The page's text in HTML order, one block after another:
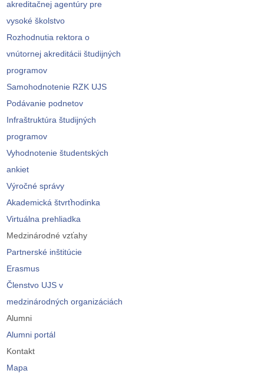
akreditačnej agentúry pre
vysoké školstvo
Rozhodnutia rektora o
vnútornej akreditácii študijných
programov
Samohodnotenie RZK UJS
Podávanie podnetov
Infraštruktúra študijných
programov
Vyhodnotenie študentských
ankiet
Výročné správy
Akademická štvrťhodinka
Virtuálna prehliadka
Medzinárodné vzťahy
Partnerské inštitúcie
Erasmus
Členstvo UJS v
medzinárodných organizáciách
Alumni
Alumni portál
Kontakt
Mapa